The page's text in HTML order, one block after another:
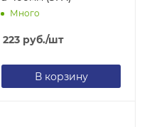
Много
223 руб./шт
В корзину